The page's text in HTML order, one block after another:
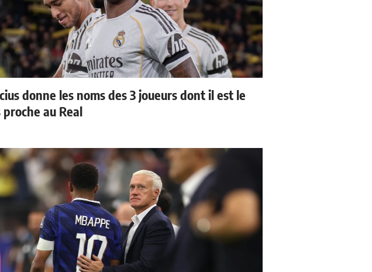
donne les noms des 3 joueurs dont il est le
proche au Real